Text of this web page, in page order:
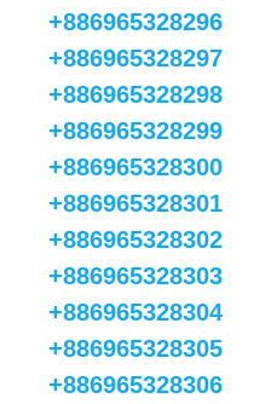
+886965328296
+886965328297
+886965328298
+886965328299
+886965328300
+886965328301
+886965328302
+886965328303
+886965328304
+886965328305
+886965328306